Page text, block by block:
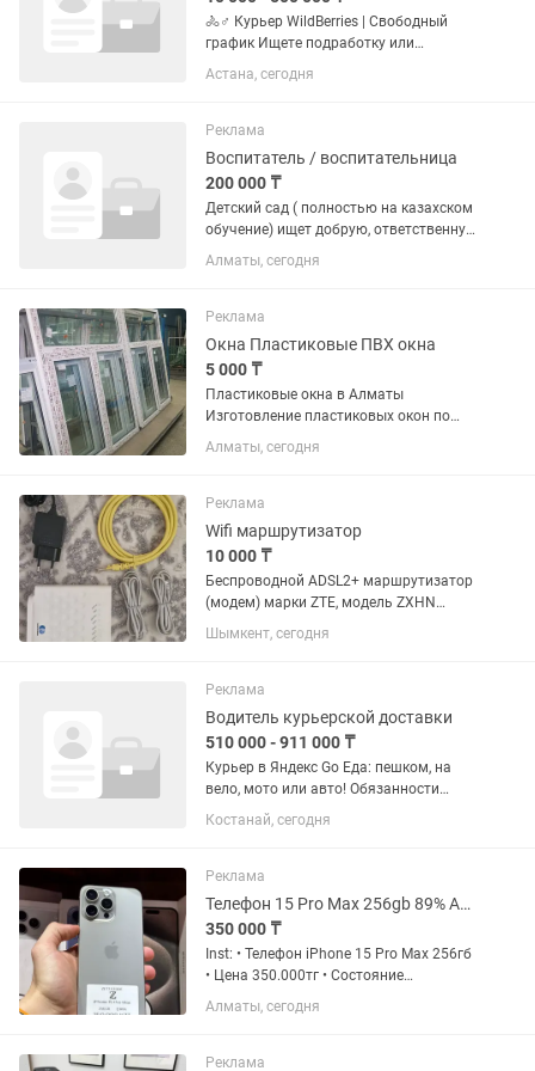
🚴♂️ Курьер WildBerries | Свободный
график Ищете подработку или
стабильный доход без офиса?
WildBerries набирает курьеров 💜 Что
ближайших ПВЗ 🏠 Доставлять
клиентам...
Астана, сегодня
Реклама
Воспитатель / воспитательница
200 000 ₸
Детский сад ( полностью на казахском
обучение) ищет добрую, ответственную
и любящую детей воспитательницу в
дружный коллектив. Требования: •Опыт
возраста •Педагогическое...
Алматы, сегодня
Реклама
Окна Пластиковые ПВХ окна
5 000 ₸
Пластиковые окна в Алматы
Изготовление пластиковых окон по
доступным ценам Используем
профиль немецкий и турецкий
качества Доставка Установка Замер
при заказе по...
Алматы, сегодня
Реклама
Wifi маршрутизатор
10 000 ₸
Беспроводной ADSL2+ маршрутизатор
(модем) марки ZTE, модель ZXHN
H108N.Устройство брендировано
оператором связи «Казахтелеком».
портами LAN для проводного
подключения и...
Шымкент, сегодня
Реклама
Водитель курьерской доставки
510 000 - 911 000 ₸
Курьер в Яндекс Go Еда: пешком, на
вело, мото или авто! Обязанности
Доставка заказов из ресторанов
клиентам в выбранном вами радиусе.
выбираете районы для доставки (1–2...
Костанай, сегодня
Реклама
Телефон 15 Pro Max 256gb 89% Айфон 15 Про Макс 256гб 89%
350 000 ₸
Inst: • Телефон iPhone 15 Pro Мах 256гб
• Цена 350.000тг • Состояние
Аккумулятора 89% • Комплект: Шнур
зарядка, коробка • Состояние телефона
Алматы, сегодня
Реклама